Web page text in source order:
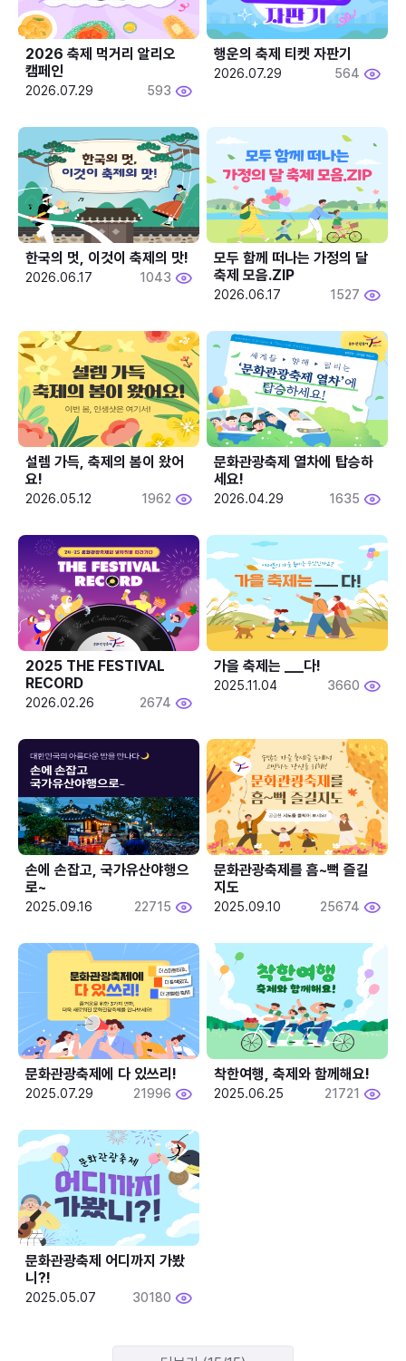
2026 축제 먹거리 알리오
캠페인
2026.07.29 593
행운의 축제 티켓 자판기
2026.07.29 564
한국의 멋, 이것이 축제의 맛!
2026.06.17 1043
모두 함께 떠나는 가정의 달
축제 모음.ZIP
2026.06.17 1527
설렘 가득, 축제의 봄이 왔어
요!
2026.05.12 1962
문화관광축제 열차에 탑승하
세요!
2026.04.29 1635
2025 THE FESTIVAL
RECORD
2026.02.26 2674
2025.11.04 3660
손에 손잡고, 국가유산야행으
로~
2025.09.16 22715
문화관광축제를 흠~뻑 즐길
지도
2025.09.10 25674
문화관광축제에 다 있쓰리!
2025.07.29 21996
착한여행, 축제와 함께해요!
2025.06.25 21721
문화관광축제 어디까지 가봤
니?!
2025.05.07 30180